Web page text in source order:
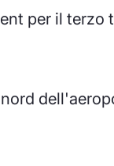
per il terzo